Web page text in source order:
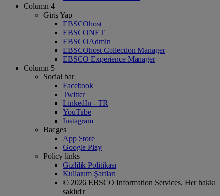
Column 4
Giriş Yap
EBSCOhost
EBSCONET
EBSCOAdmin
EBSCOhost Collection Manager
EBSCO Experience Manager
Column 5
Social bar
Facebook
Twitter
LinkedIn - TR
YouTube
Instagram
Badges
App Store
Google Play
Policy links
Gizlilik Politikası
Kullanım Şartları
© 2026 EBSCO Information Services. Her hakkı
saklıdır